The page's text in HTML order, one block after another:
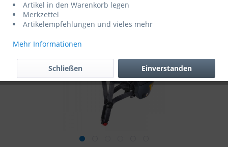
Artikel in den Warenkorb legen
Merkzettel
Artikelempfehlungen und vieles mehr
Mehr Informationen
Einverstanden
Schließen